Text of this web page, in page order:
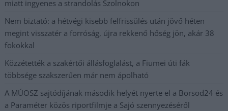
miatt ingyenes a strandolás Szolnokon
Nem biztató: a hétvégi kisebb felfrissülés után jövő héten
megint visszatér a forróság, újra rekkenő hőség jön, akár 38
fokokkal
Közzétették a szakértői állásfoglalást, a Fiumei úti fák
többsége szakszerűen már nem ápolható
A MÚOSZ sajtódíjának második helyét nyerte el a Borsod24 és
a Paraméter közös riportfilmje a Sajó szennyezéséről